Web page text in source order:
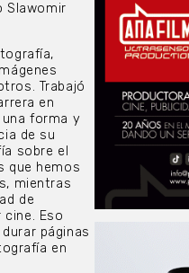
Slawomir
Trabajó
en
forma y
de su
sobre el
que hemos
mientras
de
Eso
páginas
en